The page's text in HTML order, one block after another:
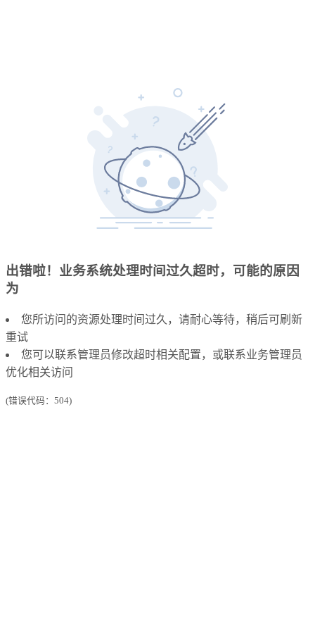
出错啦！业务系统处理时间过久超时，可能的原因
为
您所访问的资源处理时间过久，请耐心等待，稍后可刷新
重试
您可以联系管理员修改超时相关配置，或联系业务管理员
优化相关访问
(错误代码：504)